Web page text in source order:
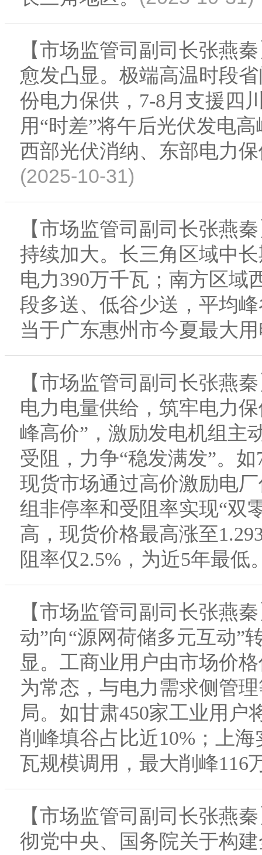
【市场监管司副司长张燕
愈发凸显。极端高温时段
份电力保供，7-8月支援四
用“时差”将午后光伏发电
西部光伏消纳、东部电力
(2025-10-31)
【市场监管司副司长张燕
持续加大。长三角区域中
电力390万千瓦；南方区域
段多送、低谷少送，平均
当于广东惠州市今夏最大
【市场监管司副司长张燕
电力电量供给，筑牢电力
峰高价”，激励发电机组主
受阻，力争“稳发满发”。
现货市场通过高价激励电
组非停率和受阻率实现“双
高，现货价格最高涨至
阻率仅2.5%，为近5年最低
【市场监管司副司长张燕
动”向“源网荷储多元互动”
显。工商业用户由市场价
为常态，与电力需求侧管
局。如甘肃450家工业用户
削峰填谷占比近10%；上
瓦规模调用，最大削峰116
【市场监管司副司长张燕
彻党中央、国务院关于构